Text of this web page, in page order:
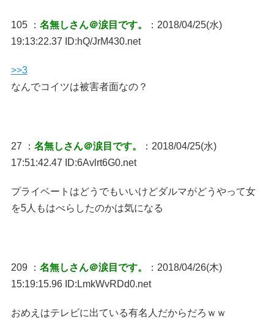
105 ： 名無しさん＠涙目です。
：2018/04/25(水)
19:13:22.37 ID:hQ/JrM430.net
>>3
なんでコイツは被害者面なの？
27 ： 名無しさん＠涙目です。
：2018/04/25(水)
17:51:42.47 ID:6Avlrt6G0.net
プライベートはどうでもいいけどダルマがどうやって女
を5人もはべらしたのかは気になる
209 ： 名無しさん＠涙目です。
：2018/04/26(木)
15:19:15.96 ID:LmkWvRDd0.net
おめえはテレビに出ている有名人だからだろｗｗ